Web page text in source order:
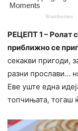
РЕЦЕПТ 1 – Ролат
приближно се
секакви пригоди,
разни прослави…
Еве уште една
топчињата, тогаш